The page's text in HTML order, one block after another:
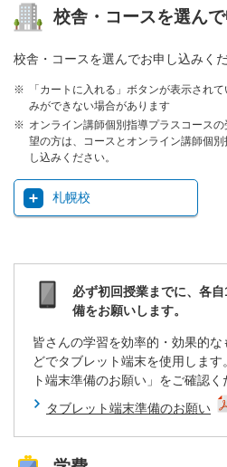
校舎・コースを選ん
校舎・コースを選んでお申し込みくだ
「カートに入れる」ボタンが表示され
みができない場合があります
オンライン講師個別指導プラスコース
望の方は、コースとオンライン講師個
し込みください。
札幌校
必ず初回授業までに、各
備をお願いします。
皆さんの学習を効率的・効果的
どでタブレット端末を使用しま
ト端末準備のお願い」をご確認く
タブレット端末準備のお願い